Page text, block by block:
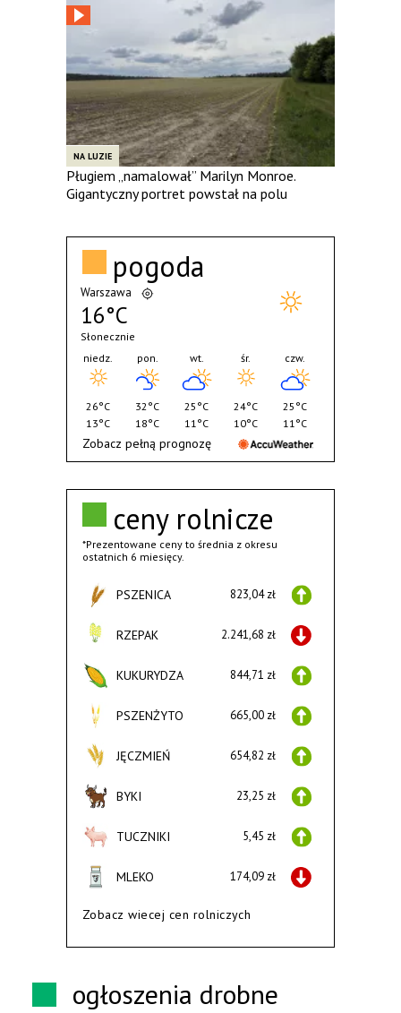
NA LUZIE
Pługiem „namalował” Marilyn Monroe.
Gigantyczny portret powstał na polu
ceny rolnicze
*Prezentowane ceny to średnia z okresu
ostatnich 6 miesięcy.
PSZENICA 823,04 zł
RZEPAK 2.241,68 zł
KUKURYDZA 844,71 zł
PSZENŻYTO 665,00 zł
JĘCZMIEŃ 654,82 zł
BYKI 23,25 zł
TUCZNIKI 5,45 zł
MLEKO 174,09 zł
Zobacz wiecej cen rolniczych
pogoda
Warszawa
16°C
Słonecznie
niedz.
26°C
13°C
pon.
32°C
18°C
wt.
25°C
11°C
śr.
24°C
10°C
czw.
25°C
11°C
Zobacz pełną prognozę
ogłoszenia drobne